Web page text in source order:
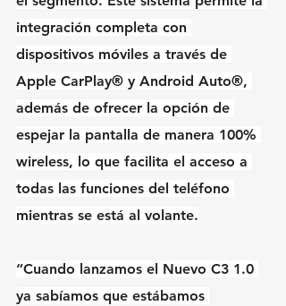
integración completa con
dispositivos móviles a través de
Apple CarPlay® y Android Auto®,
además de ofrecer la opción de
espejar la pantalla de manera 100%
wireless, lo que facilita el acceso a
todas las funciones del teléfono
mientras se está al volante.
“Cuando lanzamos el Nuevo C3 1.0
ya sabíamos que estábamos